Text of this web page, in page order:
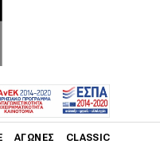
ΑΓΏΝΕΣ CLASSIC
πελώριος,